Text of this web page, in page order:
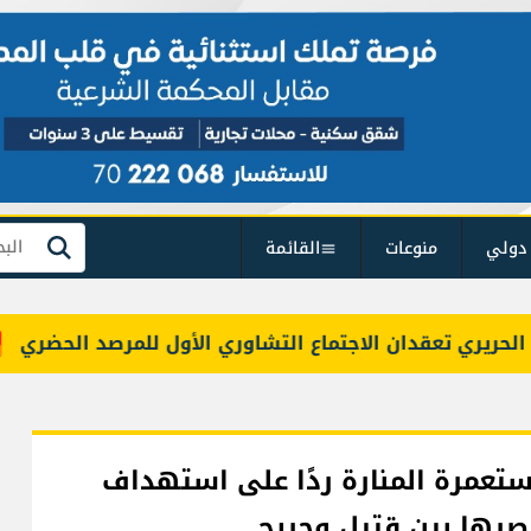
منوعات القائمة بحث
تعقدان الاجتماع التشاوري الأول للمرصد الحضري
المنارة ردًا على استهداف